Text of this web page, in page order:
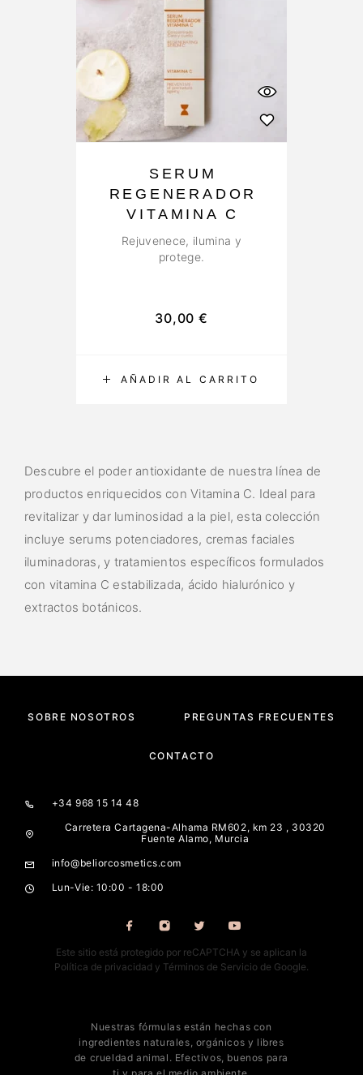
AÑADIR AL CARRITO
SERUM
REGENERADOR
VITAMINA C
Rejuvenece, ilumina y
protege.
30,00 €
Descubre el poder antioxidante de nuestra línea de
productos enriquecidos con Vitamina C. Ideal para
revitalizar y dar luminosidad a la piel, esta colección
incluye serums potenciadores, cremas faciales
iluminadoras, y tratamientos específicos formulados
con vitamina C estabilizada, ácido hialurónico y
extractos botánicos.
SOBRE NOSOTROS PREGUNTAS FRECUENTES
CONTACTO
+34 968 15 14 48
Carretera Cartagena-Alhama RM602, km 23 , 30320
Fuente Alamo, Murcia
info@beliorcosmetics.com
Lun-Vie: 10:00 - 18:00
Este sitio está protegido por reCAPTCHA y se aplican la
Política de privacidad y Términos de Servicio de Google.
Nuestras fórmulas están hechas con
ingredientes naturales, orgánicos y libres
de crueldad animal. Efectivos, buenos para